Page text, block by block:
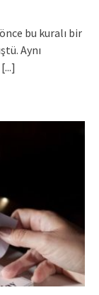
bu kuralı bir
Aynı
[...]